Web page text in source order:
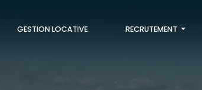
GESTION LOCATIVE RECRUTEMENT